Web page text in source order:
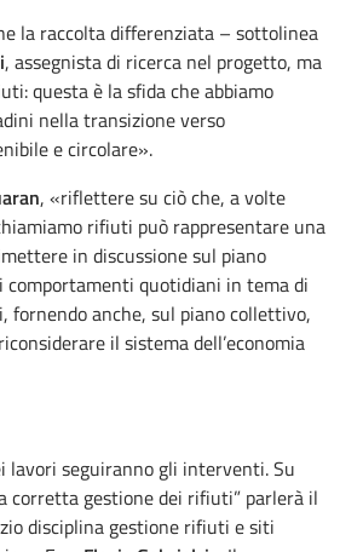
la raccolta differenziata – sottolinea
, assegnista di ricerca nel progetto, ma
questa è la sfida che abbiamo
nella transizione verso
e circolare».
, «riflettere su ciò che, a volte
rifiuti può rappresentare una
in discussione sul piano
quotidiani in tema di
fornendo anche, sul piano collettivo,
il sistema dell’economia
lavori seguiranno gli interventi. Su
corretta gestione dei rifiuti” parlerà il
disciplina gestione rifiuti e siti